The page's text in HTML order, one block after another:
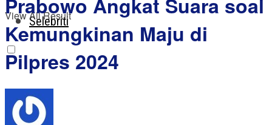
Selebriti
View All Result
Prabowo Angkat Suara soal
Kemungkinan Maju di
Pilpres 2024